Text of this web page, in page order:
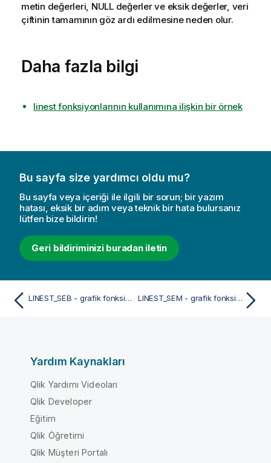
metin değerleri, NULLdeğerler ve eksik değerler, veri
çiftinin tamamının göz ardı edilmesine neden olur.
Daha fazla bilgi
linest fonksiyonlarının kullanımına ilişkin bir örnek
Bu sayfa size yardımcı oldu mu?
Bu sayfa veya içeriği ile ilgili bir sorun; bir yazım
hatası, eksik bir adım veya teknik bir hata bulursanız
lütfen bize bildirin!
Geri bildiriminizi buradan iletin
LINEST_SEB - grafik fonksiyonu LINEST_SEM - grafik fonksiyonu
Yardım Kaynakları
Qlik Yardımı Videoları
Qlik Developer
Eğitim
Qlik Öğretimi
Qlik Müşteri Portalı